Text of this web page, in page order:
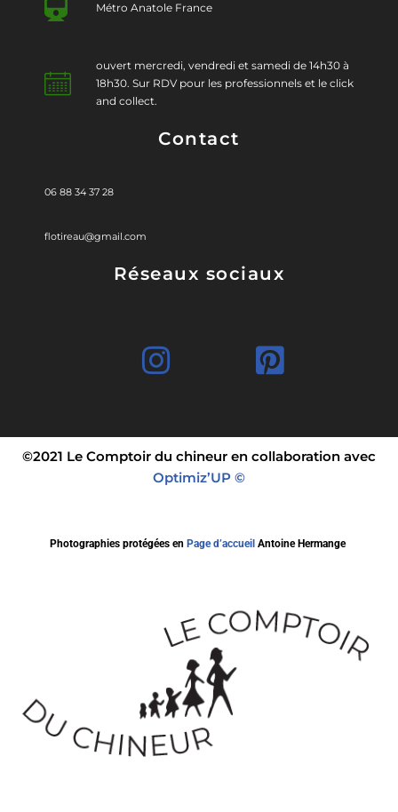
Métro Anatole France
ouvert mercredi, vendredi et samedi de 14h30 à
18h30. Sur RDV pour les professionnels et le click
and collect.
Contact
06 88 34 37 28
flotireau@gmail.com
Réseaux sociaux
©2021 Le Comptoir du chineur en collaboration avec
Optimiz’UP ©
Photographies protégées en Page d’accueil Antoine Hermange